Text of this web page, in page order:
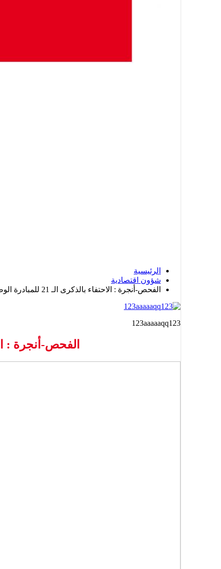
الرئيسية
شؤون اقتصادية
الفحص-أنجرة : الاحتفاء بالذكرى الـ 21 للمبادرة الوطنية للتنمية البشرية + صور +
123aaaaaqq123
الفحص-أنجرة : الاحتفاء بالذكرى